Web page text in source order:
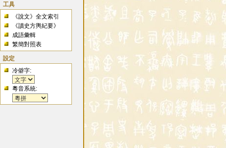
工具
《說文》全文索引
《讀史方輿紀要》
成語彙輯
繁簡對照表
設定
冷僻字:
粵音系統: